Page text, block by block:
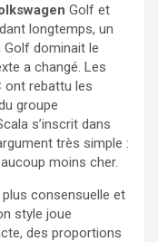
Golf et
longtemps, un
Golf dominait le
a changé. Les
ont rebattu les
groupe
s’inscrit dans
très simple :
moins cher.
consensuelle et
style joue
des proportions